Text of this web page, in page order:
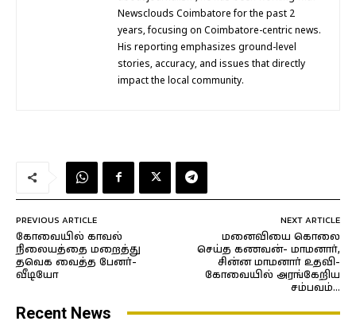
Newsclouds Coimbatore for the past 2
years, focusing on Coimbatore-centric news.
His reporting emphasizes ground-level
stories, accuracy, and issues that directly
impact the local community.
PREVIOUS ARTICLE
கோவையில் காவல்
நிலையத்தை மறைத்து
தவெக வைத்த பேனர்-
வீடியோ
NEXT ARTICLE
மனைவியை கொலை
செய்த கணவன்- மாமனார்,
சின்ன மாமனார் உதவி-
கோவையில் அரங்கேறிய
சம்பவம்…
Recent News